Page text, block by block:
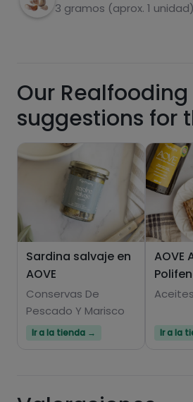
3 gramos (aprox. 1 unidad)
Hazte PLUS para ver la
Our Realfooding
suggestions for
Sardina salvaje en
AOVE
Conservas De
Pescado Y Marisco
Ir a la tienda →
AOVE
Aceites
Ir a la